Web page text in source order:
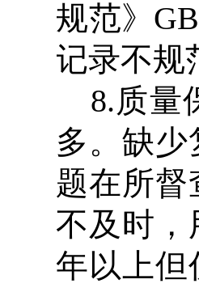
规范》
记录不规
8.质量
多。缺
题在所督
不及时，
年以上但